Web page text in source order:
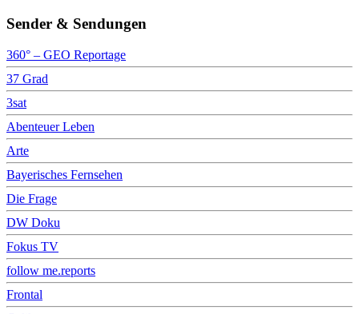
Sender & Sendungen
360° – GEO Reportage
37 Grad
3sat
Abenteuer Leben
Arte
Bayerisches Fernsehen
Die Frage
DW Doku
Fokus TV
follow me.reports
Frontal